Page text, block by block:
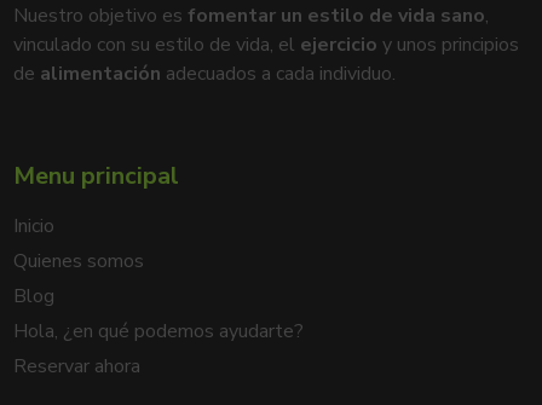
Nuestro objetivo esfomentar un estilo de vida sano,
vinculado con su estilo de vida, el ejercicio y unos principios
de alimentación adecuados a cada individuo.
Menu principal
Inicio
Quienes somos
Blog
Hola, ¿en qué podemos ayudarte?
Reservar ahora